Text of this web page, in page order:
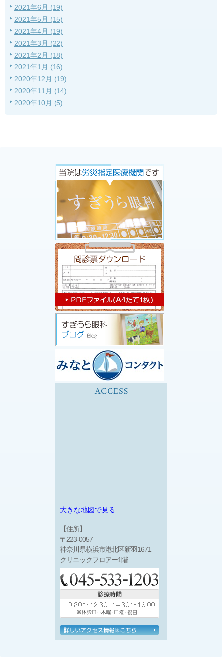
2021年6月 (19)
2021年5月 (15)
2021年4月 (19)
2021年3月 (22)
2021年2月 (18)
2021年1月 (16)
2020年12月 (19)
2020年11月 (14)
2020年10月 (5)
大きな地図で見る
【住所】
〒223-0057
神奈川県横浜市港北区新羽1671
クリニックフロアー1階